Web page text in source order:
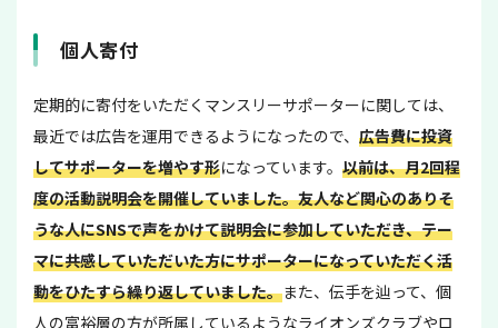
個人寄付
定期的に寄付をいただくマンスリーサポーターに関しては、
最近では広告を運用できるようになったので、 広告費に投資
してサポーターを増やす形になっています。 以前は、月2回程
度の活動説明会を開催していました。友人など関心のありそ
うな人にSNSで声をかけて説明会に参加していただき、テー
マに共感していただいた方にサポーターになっていただく活
動をひたすら繰り返していました。また、伝手を辿って、個
人の富裕層の方が所属しているようなライオンズクラブやロ